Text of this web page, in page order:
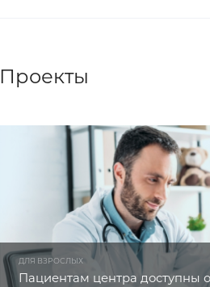
Проекты
ДЛЯ ВЗРОСЛЫХ
Пациентам центра доступны